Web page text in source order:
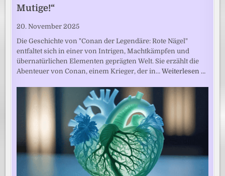
Mutige!“
20. November 2025
Die Geschichte von "Conan der Legendäre: Rote Nägel"
entfaltet sich in einer von Intrigen, Machtkämpfen und
übernatürlichen Elementen geprägten Welt. Sie erzählt die
Abenteuer von Conan, einem Krieger, der in…Weiterlesen …